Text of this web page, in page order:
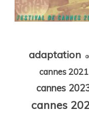
adaptation
cannes 2021
cannes
cannes